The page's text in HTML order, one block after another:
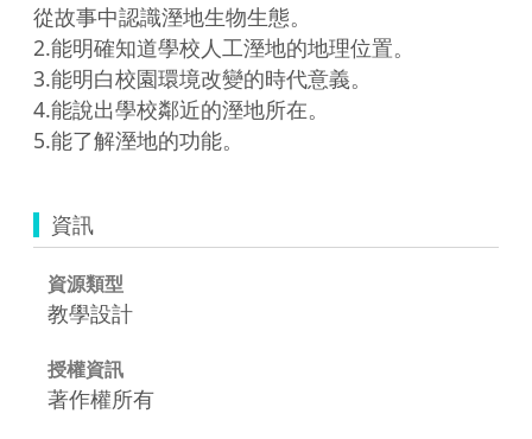
從故事中認識溼地生物生態。
2.能明確知道學校人工溼地的地理位置。
3.能明白校園環境改變的時代意義。
4.能說出學校鄰近的溼地所在。
資訊
資源類型
教學設計
授權資訊
著作權所有